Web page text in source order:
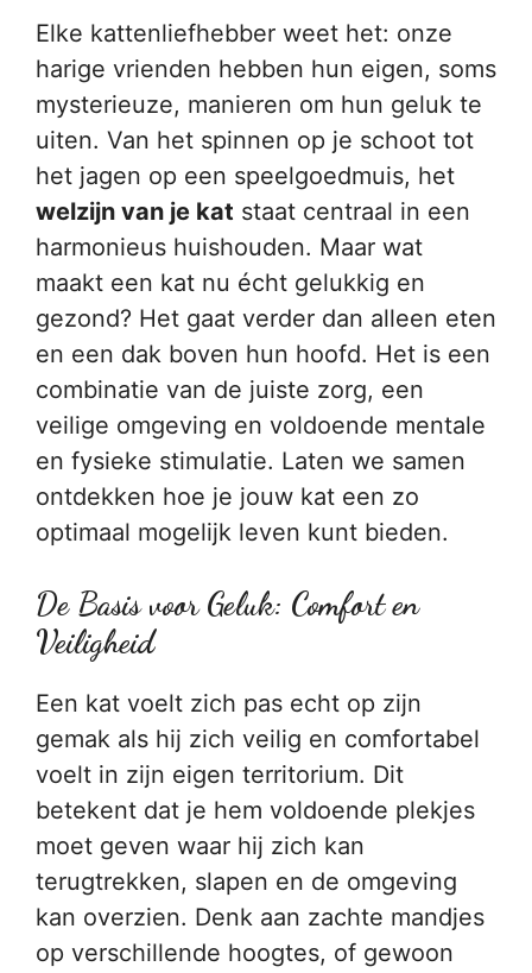
Elke kattenliefhebber weet het: onze
harige vrienden hebben hun eigen, soms
mysterieuze, manieren om hun geluk te
uiten. Van het spinnen op je schoot tot
het jagen op een speelgoedmuis, het
welzijn van je kat staat centraal in een
harmonieus huishouden. Maar wat
maakt een kat nu écht gelukkig en
gezond? Het gaat verder dan alleen eten
en een dak boven hun hoofd. Het is een
combinatie van de juiste zorg, een
veilige omgeving en voldoende mentale
en fysieke stimulatie. Laten we samen
ontdekken hoe je jouw kat een zo
optimaal mogelijk leven kunt bieden.
De Basis voor Geluk: Comfort en
Veiligheid
Een kat voelt zich pas echt op zijn
gemak als hij zich veilig en comfortabel
voelt in zijn eigen territorium. Dit
betekent dat je hem voldoende plekjes
moet geven waar hij zich kan
terugtrekken, slapen en de omgeving
kan overzien. Denk aan zachte mandjes
op verschillende hoogtes, of gewoon